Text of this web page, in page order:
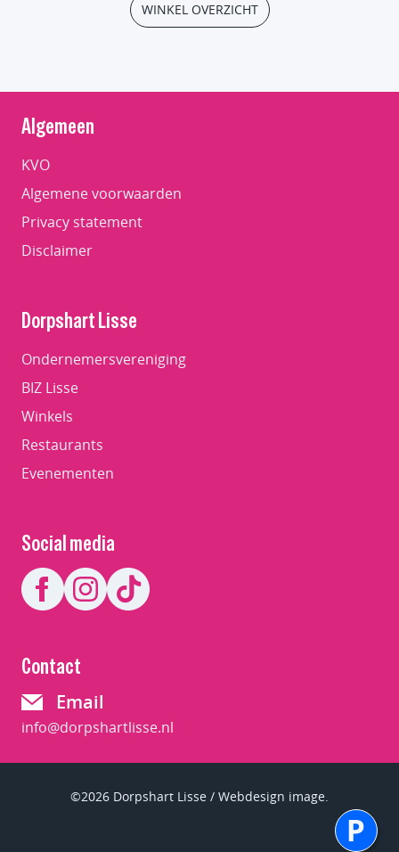
WINKEL OVERZICHT
Algemeen
KVO
Algemene voorwaarden
Privacy statement
Disclaimer
Dorpshart Lisse
Ondernemersvereniging
BIZ Lisse
Winkels
Restaurants
Evenementen
Social media
Contact
Email
info@dorpshartlisse.nl
©2026 Dorpshart Lisse / Webdesign image.